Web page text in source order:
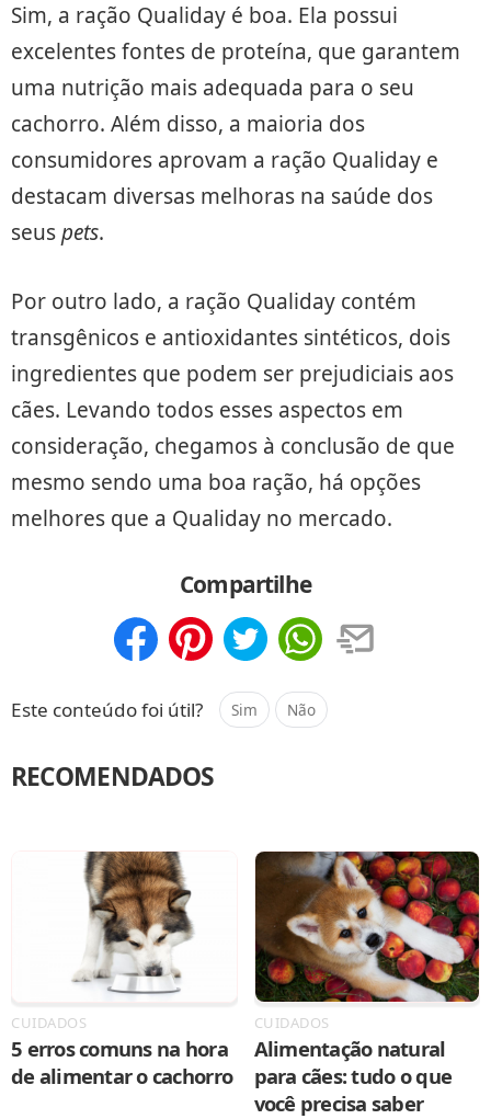
Sim, a ração Qualiday é boa. Ela possui
excelentes fontes de proteína, que garantem
uma nutrição mais adequada para o seu
cachorro. Além disso, a maioria dos
consumidores aprovam a ração Qualiday e
destacam diversas melhoras na saúde dos
seuspets.
Por outro lado, a ração Qualiday contém
transgênicos e antioxidantes sintéticos, dois
ingredientes que podem ser prejudiciais aos
cães. Levando todos esses aspectos em
consideração, chegamos à conclusão de que
mesmo sendo uma boa ração, há opções
melhores que a Qualiday no mercado.
Compartilhe
Este conteúdo foi útil? Sim Não
RECOMENDADOS
CUIDADOS
5 erros comuns na hora
de alimentar o cachorro
CUIDADOS
Alimentação natural
para cães: tudo o que
você precisa saber